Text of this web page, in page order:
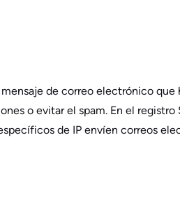
de correo electrónico que
o evitar el spam. En el registro
de IP envíen correos